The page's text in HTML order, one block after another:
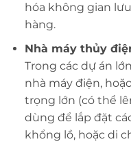
hóa không gian
hàng.
Nhà máy thủy
Trong các dự án
nhà máy điện,
trọng lớn (có thể
dùng để lắp đặt
khổng lồ, hoặc di